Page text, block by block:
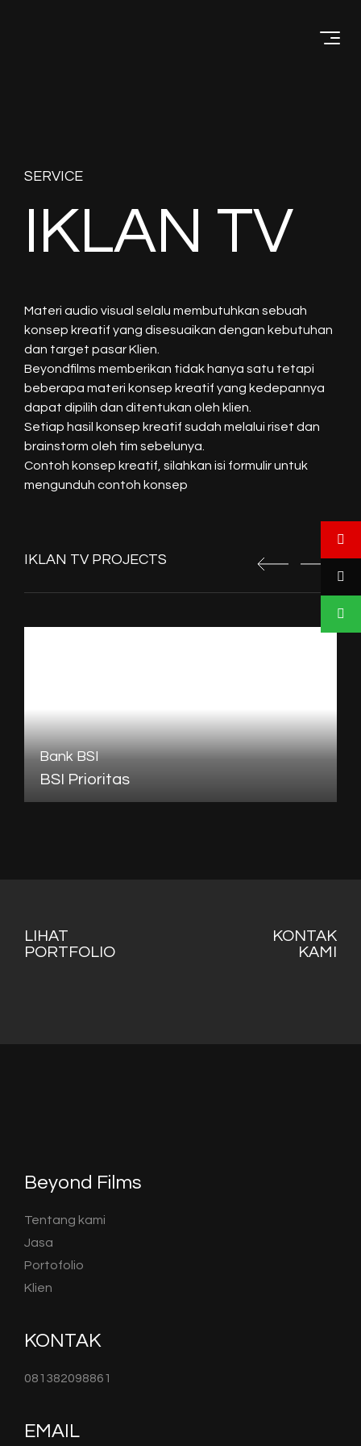
SERVICE
IKLAN TV
Materi audio visual selalu membutuhkan sebuah
konsep kreatif yang disesuaikan dengan kebutuhan
dan target pasar Klien.
Beyondfilms memberikan tidak hanya satu tetapi
beberapa materi konsep kreatif yang kedepannya
dapat dipilih dan ditentukan oleh klien.
Setiap hasil konsep kreatif sudah melalui riset dan
brainstorm oleh tim sebelunya.
Contoh konsep kreatif, silahkan isi formulir untuk
mengunduh contoh konsep
IKLAN TV PROJECTS
Bank BSI
BSI Prioritas
LIHAT
PORTFOLIO
KONTAK
KAMI
Beyond Films
Tentang kami
Jasa
Portofolio
Klien
KONTAK
081382098861
EMAIL